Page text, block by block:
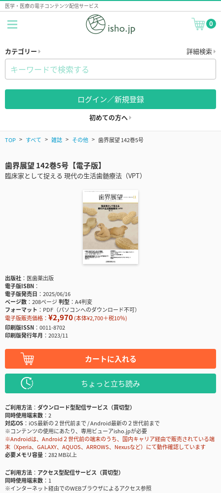
医学・医療の電子コンテンツ配信サービス
0
カテゴリー 詳細検索
ログイン／新規登録
初めての方へ
TOP すべて 雑誌 その他 歯界展望 142巻5号
歯界展望 142巻5号【電子版】
臨床家として捉える 現代の生活歯髄療法（VPT）
出版社
医歯薬出版
電子版ISBN
電子版発売日
2025/06/16
ページ数
208ページ判型
A4判変
フォーマット
PDF（パソコンへのダウンロード不可）
電子版販売価格： ¥2,970(本体¥2,700＋税10％)
印刷版ISSN
0011-8702
印刷版発行年月
2023/11
カートに入れる
ちょっと立ち読み
ご利用方法
ダウンロード型配信サービス（買切型）
同時使用端末数
2
対応OS
iOS最新の２世代前まで / Android最新の２世代前まで
※コンテンツの使用にあたり、専用ビューアisho.jpが必要
※Androidは、Android２世代前の端末のうち、国内キャリア経由で販売されている端
末（Xperia、GALAXY、AQUOS、ARROWS、Nexusなど）にて動作確認しています
必要メモリ容量
282 MB以上
ご利用方法
アクセス型配信サービス（買切型）
同時使用端末数
1
※インターネット経由でのWEBブラウザによるアクセス参照